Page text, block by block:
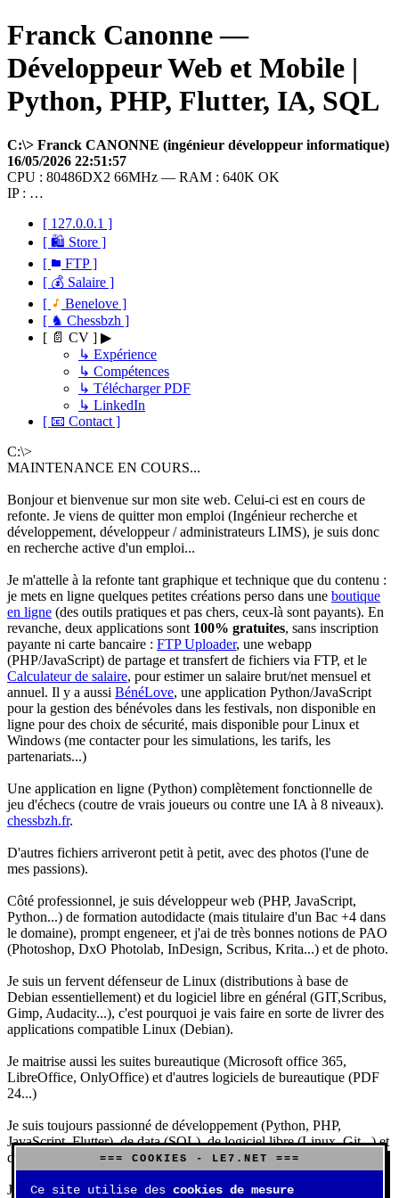
Franck Canonne —
Développeur Web et Mobile |
Python, PHP, Flutter, IA, SQL
C:\> Franck CANONNE (ingénieur développeur informatique)
16/05/2026 22:51:57
CPU : 80486DX2 66MHz — RAM : 640K OK
IP : …
[ 127.0.0.1 ]
[ 🛍 Store ]
[
FTP ]
[ 💰 Salaire ]
[
Benelove ]
[ ♞ Chessbzh ]
[ 📄 CV ] ▶
↳ Expérience
↳ Compétences
↳ Télécharger PDF
↳ LinkedIn
[ 📧 Contact ]
C:\>
MAINTENANCE EN COURS...
Bonjour et bienvenue sur mon site web. Celui-ci est en cours de
refonte. Je viens de quitter mon emploi (Ingénieur recherche et
développement, développeur / administrateurs LIMS), je suis donc
en recherche active d'un emploi...
Je m'attelle à la refonte tant graphique et technique que du contenu :
je mets en ligne quelques petites créations perso dans une boutique
en ligne (des outils pratiques et pas chers, ceux-là sont payants). En
revanche, deux applications sont 100% gratuites, sans inscription
payante ni carte bancaire : FTP Uploader, une webapp
(PHP/JavaScript) de partage et transfert de fichiers via FTP, et le
Calculateur de salaire, pour estimer un salaire brut/net mensuel et
annuel. Il y a aussi BénéLove, une application Python/JavaScript
pour la gestion des bénévoles dans les festivals, non disponible en
ligne pour des choix de sécurité, mais disponible pour Linux et
Windows (me contacter pour les simulations, les tarifs, les
partenariats...)
Une application en ligne (Python) complètement fonctionnelle de
jeu d'échecs (coutre de vrais joueurs ou contre une IA à 8 niveaux).
chessbzh.fr.
D'autres fichiers arriveront petit à petit, avec des photos (l'une de
mes passions).
Côté professionnel, je suis développeur web (PHP, JavaScript,
Python...) de formation autodidacte (mais titulaire d'un Bac +4 dans
le domaine), prompt engeneer, et j'ai de très bonnes notions de PAO
(Photoshop, DxO Photolab, InDesign, Scribus, Krita...) et de photo.
Je suis un fervent défenseur de Linux (distributions à base de
Debian essentiellement) et du logiciel libre en général (GIT,Scribus,
Gimp, Audacity...), c'est pourquoi je vais faire en sorte de livrer des
applications compatible Linux (Debian).
Je maitrise aussi les suites bureautique (Microsoft office 365,
LibreOffice, OnlyOffice) et d'autres logiciels de bureautique (PDF
24...)
Je suis toujours passionné de développement (Python, PHP,
JavaScript, Flutter), de data (SQL), de logiciel libre (Linux, Git...) et
d'IA (principalement Claude et DeepSeek).
J'aime jouer, surtout aux jeux de sociétés (Risk, Uno, Scrabble...),
=== COOKIES - LE7.NET ===
Ce site utilise des cookies de mesure